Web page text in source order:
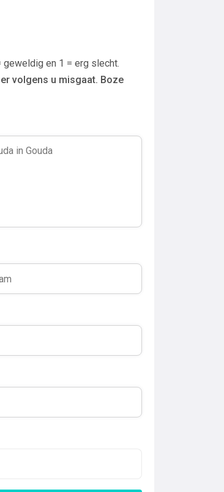
en 1 = erg slecht.
volgens u misgaat. Boze